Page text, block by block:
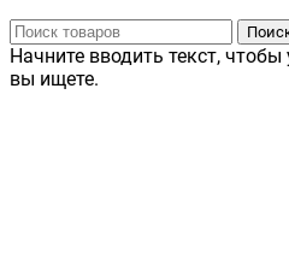
Начните вводить текст,
вы ищете.